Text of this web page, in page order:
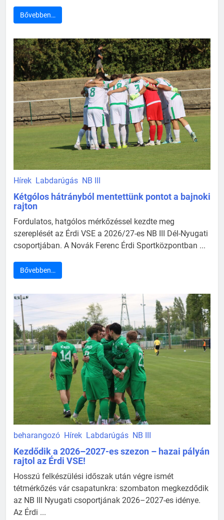
Bővebben…
Hírek Labdarúgás NB III
Kétgólos hátrányból mentettünk pontot a bajnoki
rajton
Fordulatos, hatgólos mérkőzéssel kezdte meg
szereplését az Érdi VSE a 2026/27-es NB III Dél-Nyugati
csoportjában. A Novák Ferenc Érdi Sportközpontban ...
Bővebben…
beharangozó Hírek Labdarúgás NB III
Kezdődik a 2026–2027-es szezon – hazai pályán
rajtol az Érdi VSE!
Hosszú felkészülési időszak után végre ismét
tétmérkőzés vár csapatunkra: szombaton megkezdődik
az NB III Nyugati csoportjának 2026–2027-es idénye.
Az Érdi ...